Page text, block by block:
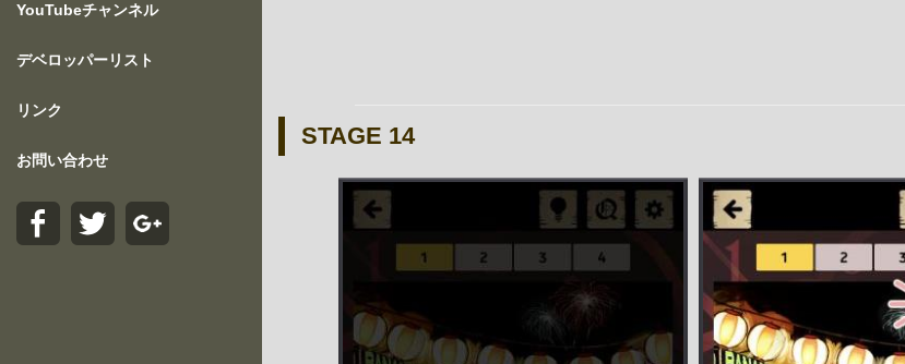
YouTubeチャンネル
デベロッパーリスト
リンク
お問い合わせ
STAGE 14